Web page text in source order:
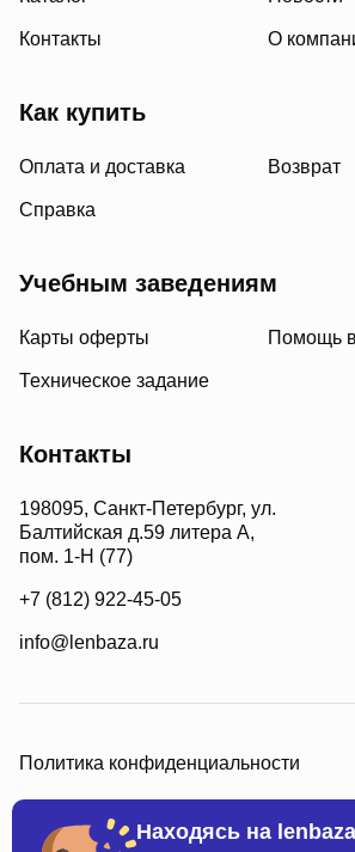
Контакты О
Как купить
Оплата и доставка Возврат
Справка
Учебным заведениям
Карты оферты Помощь
Техническое задание
Контакты
198095, Санкт-Петербург, ул.
Балтийская д.59 литера А,
пом. 1-Н (77)
+7 (812) 922-45-05
info@lenbaza.ru
Политика конфиденциальности
Находясь на